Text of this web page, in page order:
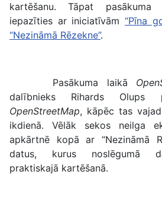
kartēšanu. Tāpat
iepazīties ar iniciatīvām “Pīna
“Nezināmā Rēzekne”.
Pasākuma laikā
dalībnieks Rihards
OpenStreetMap, kāpēc tas
ikdienā. Vēlāk sekos neilga
apkārtnē kopā ar “Nezināmā
datus, kurus noslēgumā
praktiskajā kartēšanā.